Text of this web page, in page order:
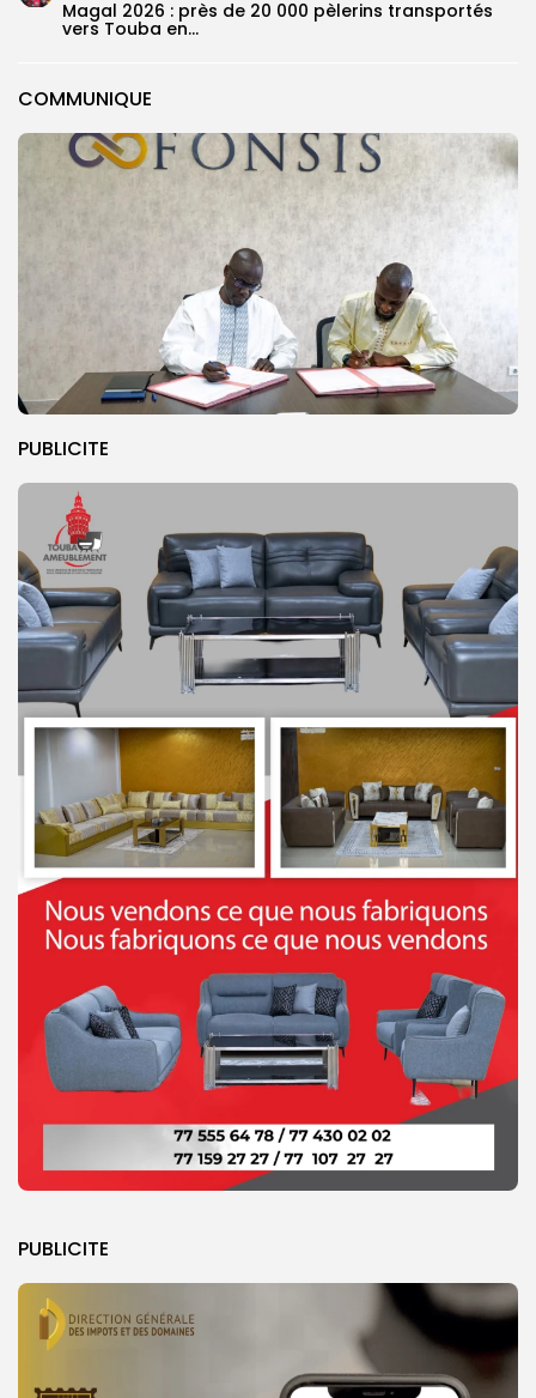
COMMUNIQUE
PUBLICITE
PUBLICITE
Magal 2026 : près de 20 000 pèlerins transportés
vers Touba en...